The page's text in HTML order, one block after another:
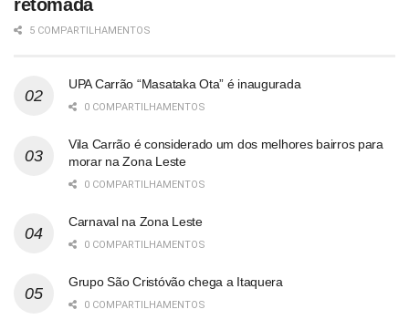
retomada
5 COMPARTILHAMENTOS
UPA Carrão “Masataka Ota” é inaugurada
0 COMPARTILHAMENTOS
Vila Carrão é considerado um dos melhores bairros para
morar na Zona Leste
0 COMPARTILHAMENTOS
Carnaval na Zona Leste
0 COMPARTILHAMENTOS
Grupo São Cristóvão chega a Itaquera
0 COMPARTILHAMENTOS